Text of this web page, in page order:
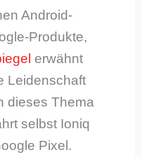
Android-
Produkte,
erwähnt
Leidenschaft
dieses Thema
selbst Ioniq
Pixel.